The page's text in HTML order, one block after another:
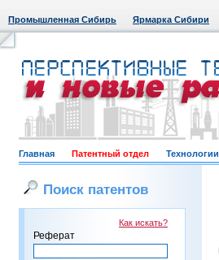
Промышленная Сибирь Ярмарка Сибири
Главная Патентный отдел Технологии
Поиск патентов
Как искать?
Реферат